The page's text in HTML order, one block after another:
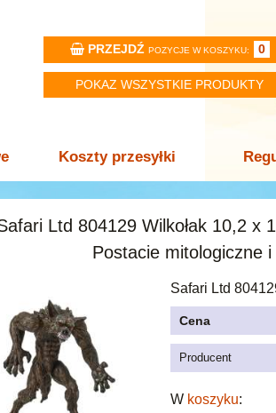
PRZEJDŹ POZYCJE W KOSZYKU: 0
POKAZ WSZYSTKIE PRODUKTY
Koszty przesyłki
Ltd 804129 Wilkołak 10,2 x
Postacie mitologiczne i
Safari Ltd
Cena
Producent
W koszyku: